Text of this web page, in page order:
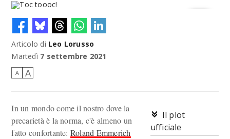
Toc toooc!
Articolo di Leo Lorusso
Martedì 7 settembre 2021
A A
Il plot
ufficiale
In un mondo come il nostro dove la
precarietà è la norma, c'è almeno un
fatto confortante: Roland Emmerich